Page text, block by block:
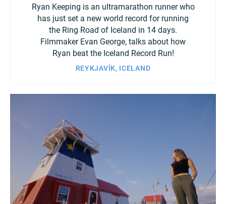
Ryan Keeping is an ultramarathon runner who
has just set a new world record for running
the Ring Road of Iceland in 14 days.
Filmmaker Evan George, talks about how
Ryan beat the Iceland Record Run!
REYKJAVÍK, ICELAND